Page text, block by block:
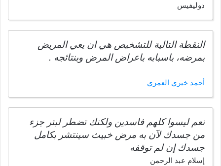
دوليفيس
النقطة التالية للتشخيص هي ان يعي المريض
بمرضه، باسبابه باعراض المرض وبنتائجه .
أحمد خيري العمري
نعم ليسوا كلهم فاسدين ولكنك تضطر لبتر جزء
من جسدك لآن به مرض خبيث سينتشر بكامل
جسدك إن لم توقفه
إسلام عبد الرحمن